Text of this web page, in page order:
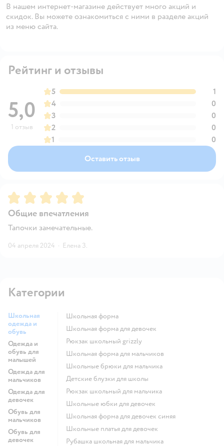
В нашем интернет-магазине действует много акций и
скидок. Вы можете ознакомиться с ними в разделе акций
из меню сайта.
Рейтинг и отзывы
5,0
1 отзыв
5
1
4
0
3
0
2
0
1
0
Оставить отзыв
Рейтинг:5
Общие впечатления
Тапочки замечательные.
04 апреля 2024 · Елена З.
Категории
Школьная
одежда и
обувь
Одежда и
обувь для
малышей
Одежда для
мальчиков
Одежда для
девочек
Обувь для
мальчиков
Обувь для
девочек
Школьная форма
Школьная форма для девочек
Рюкзак школьный grizzly
Школьная форма для мальчиков
Школьные брюки для мальчика
Детские блузки для школы
Рюкзак школьный для мальчика
Школьные юбки для девочек
Школьная форма для девочек синяя
Школьные платья для девочек
Рубашка школьная для мальчика